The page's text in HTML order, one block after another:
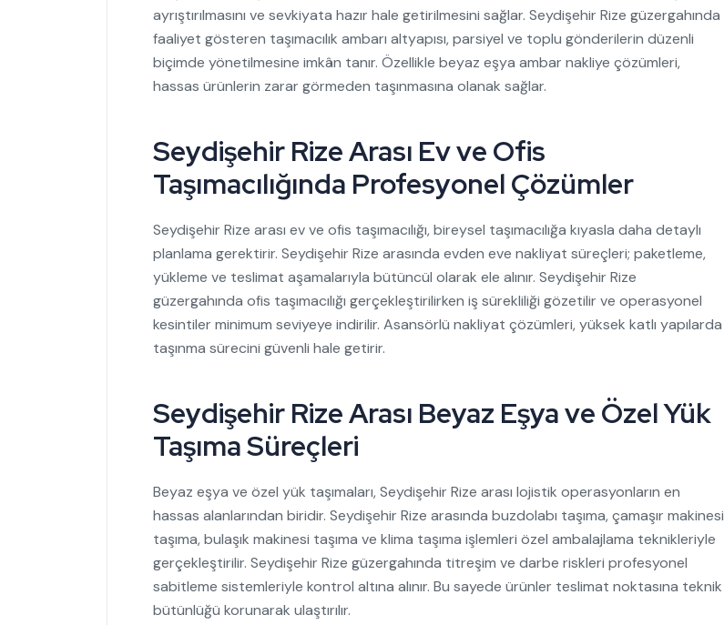
ayrıştırılmasını ve sevkiyata hazır hale getirilmesini sağlar. Seydişehir Rize güzergahında
faaliyet gösteren taşımacılık ambarı altyapısı, parsiyel ve toplu gönderilerin düzenli
biçimde yönetilmesine imkân tanır. Özellikle beyaz eşya ambar nakliye çözümleri,
hassas ürünlerin zarar görmeden taşınmasına olanak sağlar.
Seydişehir Rize Arası Ev ve Ofis
Taşımacılığında Profesyonel Çözümler
Seydişehir Rize arası ev ve ofis taşımacılığı, bireysel taşımacılığa kıyasla daha detaylı
planlama gerektirir. Seydişehir Rize arasında evden eve nakliyat süreçleri; paketleme,
yükleme ve teslimat aşamalarıyla bütüncül olarak ele alınır. Seydişehir Rize
güzergahında ofis taşımacılığı gerçekleştirilirken iş sürekliliği gözetilir ve operasyonel
kesintiler minimum seviyeye indirilir. Asansörlü nakliyat çözümleri, yüksek katlı yapılarda
taşınma sürecini güvenli hale getirir.
Seydişehir Rize Arası Beyaz Eşya ve Özel Yük
Taşıma Süreçleri
Beyaz eşya ve özel yük taşımaları, Seydişehir Rize arası lojistik operasyonların en
hassas alanlarından biridir. Seydişehir Rize arasında buzdolabı taşıma, çamaşır makinesi
taşıma, bulaşık makinesi taşıma ve klima taşıma işlemleri özel ambalajlama teknikleriyle
gerçekleştirilir. Seydişehir Rize güzergahında titreşim ve darbe riskleri profesyonel
sabitleme sistemleriyle kontrol altına alınır. Bu sayede ürünler teslimat noktasına teknik
bütünlüğü korunarak ulaştırılır.